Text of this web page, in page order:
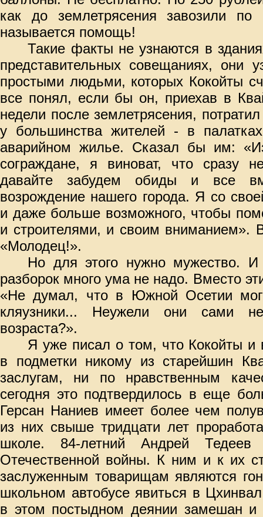
как до землетрясения завозили
называется помощь!
Такие факты не узнаются в
представительных совещаниях, они
простыми людьми, которых Кокойты
все понял, если бы он, приехав в
недели после землетрясения,
у большинства жителей - в
аварийном жилье. Сказал бы им:
сограждане, я виноват, что сразу
давайте забудем обиды и все
возрождение нашего города. Я со
и даже больше возможного, чтобы
и строителями, и своим вниманием».
«Молодец!».
Но для этого нужно мужество.
разборок много ума не надо. Вместо
«Не думал, что в Южной Осетии
кляузники... Неужели они сами
возраста?».
Я уже писал о том, что Кокойты и
в подметки никому из старейшин
заслугам, ни по нравственным
сегодня это подтвердилось в еще
Герсан Наниев имеет более чем
из них свыше тридцати лет
школе. 84-летний Андрей
Отечественной войны. К ним и к их
заслуженным товарищам являются
школьном автобусе явиться в
в этом постыдном деянии замешан и